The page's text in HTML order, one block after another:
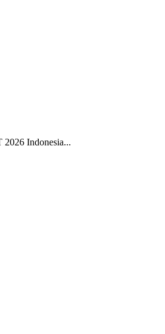
2026 Indonesia...